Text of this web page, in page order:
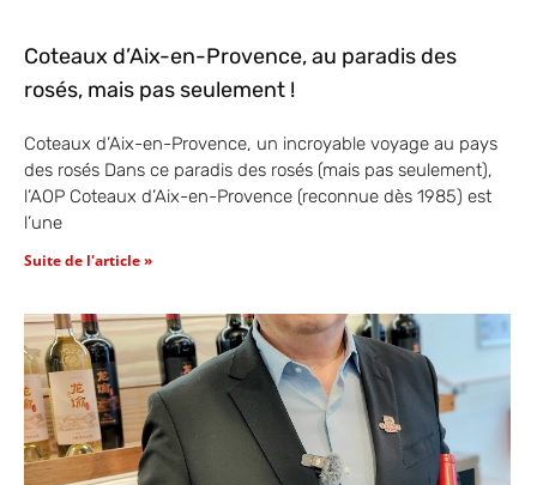
Coteaux d’Aix-en-Provence, au paradis des
rosés, mais pas seulement !
Coteaux d’Aix-en-Provence, un incroyable voyage au pays
des rosés Dans ce paradis des rosés (mais pas seulement),
l’AOP Coteaux d’Aix-en-Provence (reconnue dès 1985) est
l’une
Suite de l'article »